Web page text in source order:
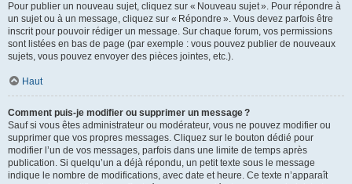
Pour publier un nouveau sujet, cliquez sur « Nouveau sujet ». Pour répondre à
un sujet ou à un message, cliquez sur « Répondre ». Vous devez parfois être
inscrit pour pouvoir rédiger un message. Sur chaque forum, vos permissions
sont listées en bas de page (par exemple : vous pouvez publier de nouveaux
sujets, vous pouvez envoyer des pièces jointes, etc.).
Haut
Comment puis-je modifier ou supprimer un message ?
Sauf si vous êtes administrateur ou modérateur, vous ne pouvez modifier ou
supprimer que vos propres messages. Cliquez sur le bouton dédié pour
modifier l’un de vos messages, parfois dans une limite de temps après
publication. Si quelqu’un a déjà répondu, un petit texte sous le message
indique le nombre de modifications, avec date et heure. Ce texte n’apparaît